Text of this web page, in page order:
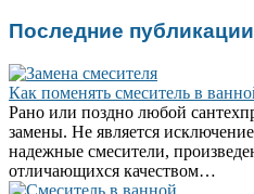
Последние
Как поменять смеситель в
Рано или поздно любой
замены. Не является
надежные смесители,
отличающихся качеством…